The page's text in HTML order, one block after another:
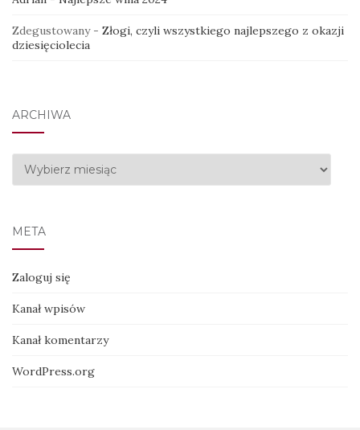
Zdegustowany- Złogi, czyli wszystkiego najlepszego z okazji
dziesięciolecia
ARCHIWA
Archiwa
META
Zaloguj się
Kanał wpisów
Kanał komentarzy
WordPress.org